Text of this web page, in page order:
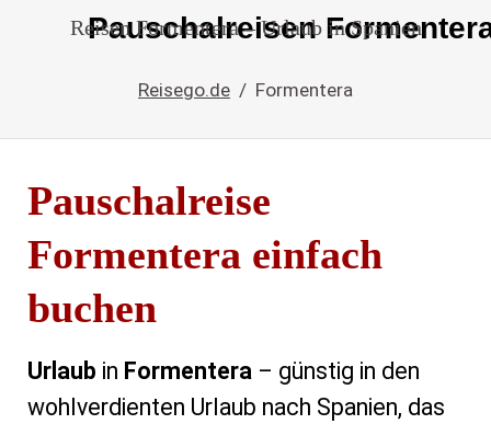
einfach
Pauschalreisen
Reisen Formentera – Urlaub in Spanien
Reisego.de Formentera
Pauschalreise
Formentera einfach
buchen
Urlaub in Formentera – günstig in den
wohlverdienten Urlaub nach Spanien, das